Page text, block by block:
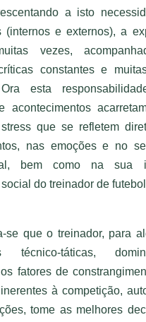
a isto
(internos e externos), a
vezes,
constantes e
esta
acontecimentos
que se refletem
nas emoções e no
bem como na sua
do treinador de
se que o treinador, para
técnico-táticas,
fatores de
à competição,
tome as melhores